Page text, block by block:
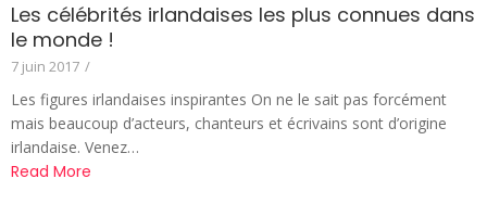
Les célébrités irlandaises les plus connues dans
le monde !
7 juin 2017 /
Les figures irlandaises inspirantes On ne le sait pas forcément
mais beaucoup d’acteurs, chanteurs et écrivains sont d’origine
irlandaise. Venez…
Read More